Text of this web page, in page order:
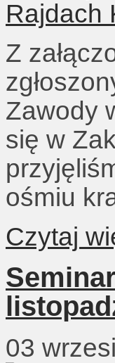
Z
Zawody
się w
ośmiu
Czytaj
03